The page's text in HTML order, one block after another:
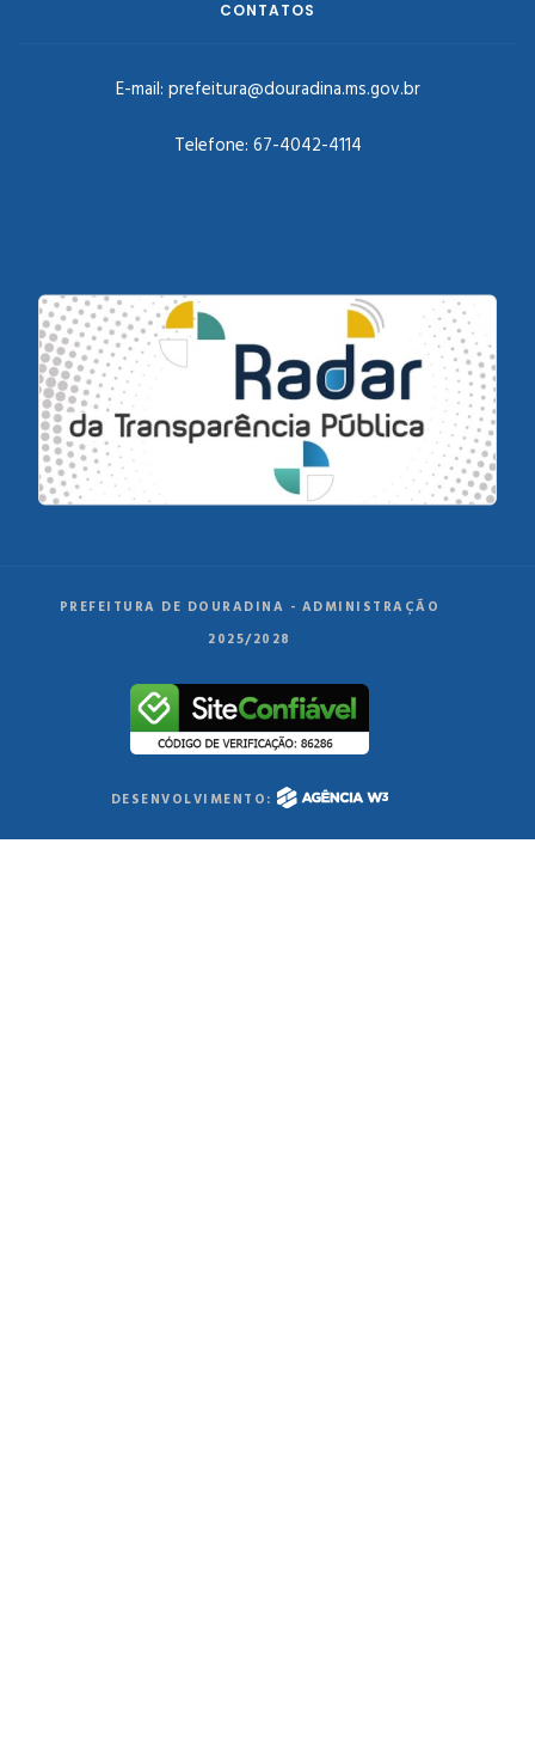
CONTATOS
E-mail: prefeitura@douradina.ms.gov.br
Telefone: 67-4042-4114
PREFEITURA DE DOURADINA - ADMINISTRAÇÃO
2025/2028
DESENVOLVIMENTO: